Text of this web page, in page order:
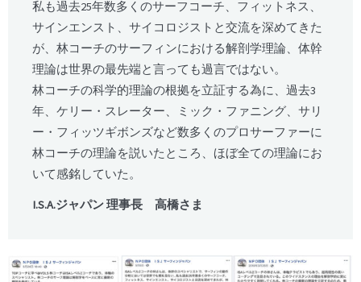
私も過去25年数多くのサーフコーチ、フィットネス、
サインエンスト、サイコロジストと交流を深めてきた
が、林コーチのサーフィンにおける解剖学理論、体幹
理論は世界の最先端と言っても過言ではない。
林コーチの科学的理論の根拠を立証する為に、過去3
年、ケリー・スレーター、ミック・ファニング、サリ
ー・フィッツギボンズなど数多くのプロサーファーに
林コーチの理論を説いたところ、ほぼ全ての理論にお
いて感銘していた。
I.S.A.ジャパン 理事長 高橋さま